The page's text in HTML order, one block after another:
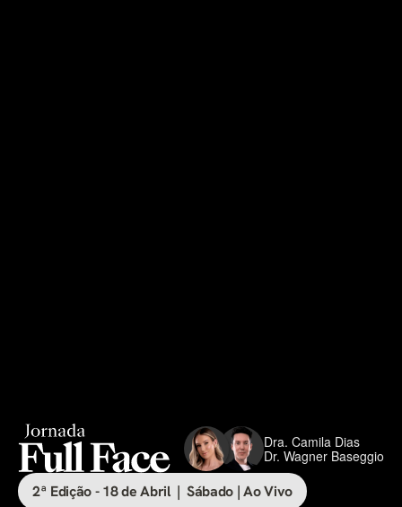
Dra. Camila Dias
Dr. Wagner Baseggio
2ª Edição - 18 de Abril  |  Sábado | Ao Vivo